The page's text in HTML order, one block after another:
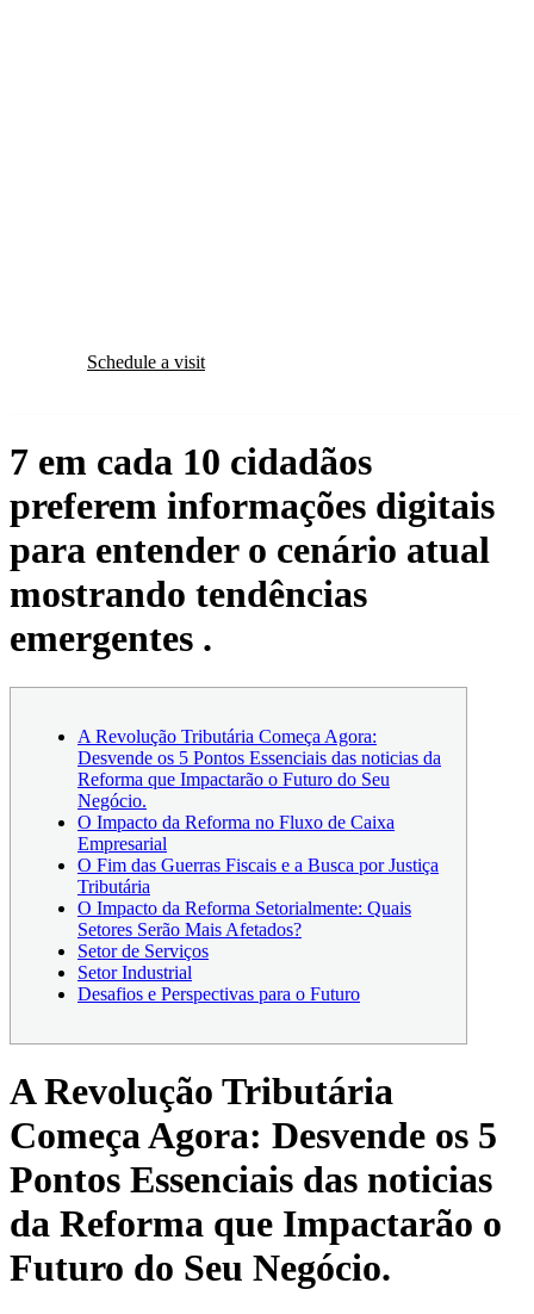
Schedule a visit
7 em cada 10 cidadãos
preferem informações digitais
para entender o cenário atual
mostrando tendências
emergentes .
A Revolução Tributária Começa Agora:
Desvende os 5 Pontos Essenciais das noticias da
Reforma que Impactarão o Futuro do Seu
Negócio.
O Impacto da Reforma no Fluxo de Caixa
Empresarial
O Fim das Guerras Fiscais e a Busca por Justiça
Tributária
O Impacto da Reforma Setorialmente: Quais
Setores Serão Mais Afetados?
Setor de Serviços
Setor Industrial
Desafios e Perspectivas para o Futuro
A Revolução Tributária
Começa Agora: Desvende os 5
Pontos Essenciais das noticias
da Reforma que Impactarão o
Futuro do Seu Negócio.